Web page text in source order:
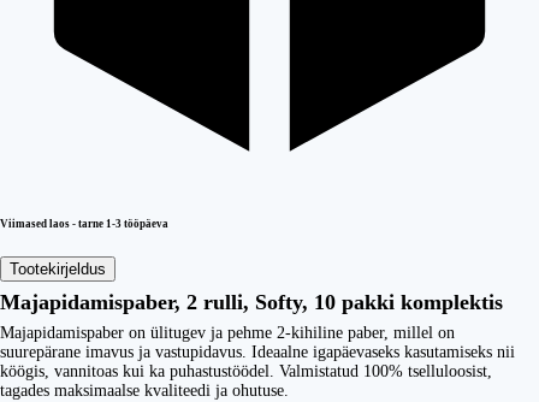
Viimased laos - tarne 1-3 tööpäeva
Tootekirjeldus
Majapidamispaber, 2 rulli, Softy, 10 pakki komplektis
Majapidamispaber on ülitugev ja pehme 2-kihiline paber, millel on
suurepärane imavus ja vastupidavus. Ideaalne igapäevaseks kasutamiseks nii
köögis, vannitoas kui ka puhastustöödel. Valmistatud 100% tselluloosist,
tagades maksimaalse kvaliteedi ja ohutuse.